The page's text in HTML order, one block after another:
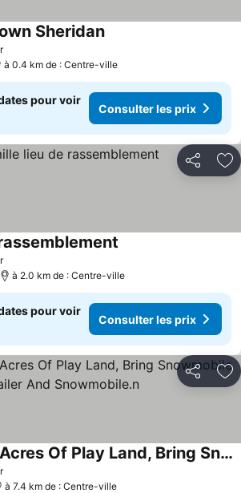
Sheridan
à 0.4 km de : Centre-ville
pour voir
Consulter les prix
Partager
à 2.0 km de : Centre-ville
pour voir
Consulter les prix
Partager
Quiet, Cozy , 2 Acres Of Play Land, Bring Snowmobile Trailer And Snowmobile.n
à 7.4 km de : Centre-ville